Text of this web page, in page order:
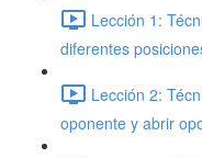
Lección 1:
diferentes
Lección 2:
oponente y abrir